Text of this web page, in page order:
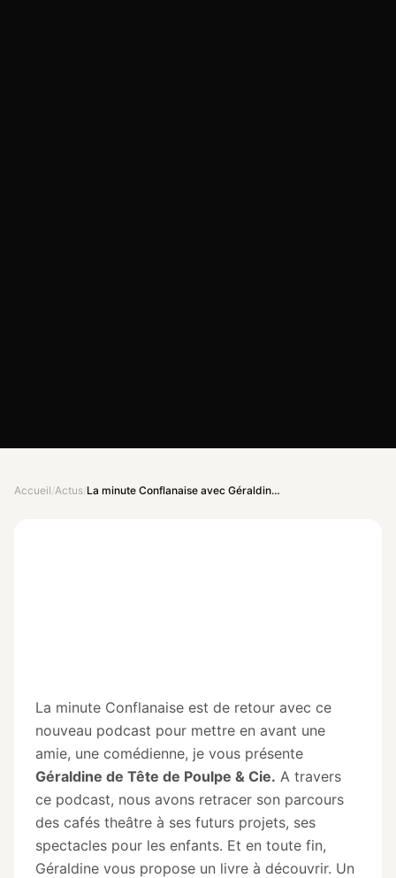
Accueil/Actus/ La minute Conflanaise avec Géraldine, comédienne et le journal du quoi de 9
La minute Conflanaise est de retour avec ce
nouveau podcast pour mettre en avant une
amie, une comédienne, je vous présente
Géraldine de Tête de Poulpe & Cie. A travers
ce podcast, nous avons retracer son parcours
des cafés theâtre à ses futurs projets, ses
spectacles pour les enfants. Et en toute fin,
Géraldine vous propose un livre à découvrir. Un